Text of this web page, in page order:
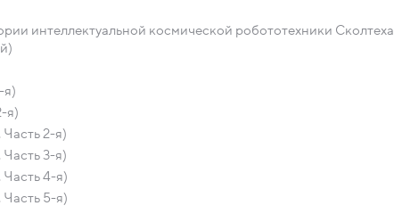
интеллектуальной космической робототехники Сколтеха
я)
я)
2-я)
3-я)
4-я)
5-я)